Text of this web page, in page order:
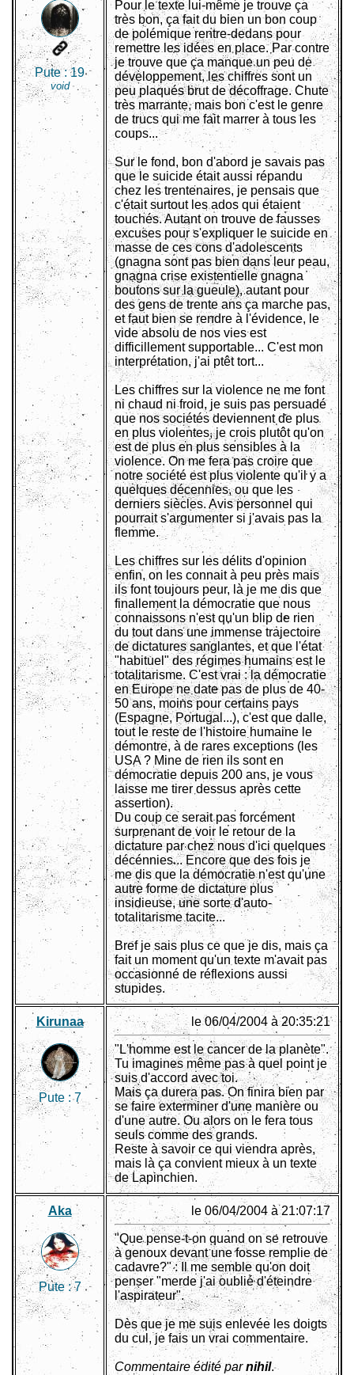
Pute :19
void
Pour le texte lui-même je trouve ça
très bon, ça fait du bien un bon coup
de polémique rentre-dedans pour
remettre les idées en place. Par contre
je trouve que ça manque un peu de
développement, les chiffres sont un
peu plaqués brut de décoffrage. Chute
très marrante, mais bon c'est le genre
de trucs qui me fait marrer à tous les
coups...
Sur le fond, bon d'abord je savais pas
que le suicide était aussi répandu
chez les trentenaires, je pensais que
c'était surtout les ados qui étaient
touchés. Autant on trouve de fausses
excuses pour s'expliquer le suicide en
masse de ces cons d'adolescents
(gnagna sont pas bien dans leur peau,
gnagna crise existentielle gnagna
boutons sur la gueule), autant pour
des gens de trente ans ça marche pas,
et faut bien se rendre à l'évidence, le
vide absolu de nos vies est
difficillement supportable... C'est mon
interprétation, j'ai ptêt tort...
Les chiffres sur la violence ne me font
ni chaud ni froid, je suis pas persuadé
que nos sociétés deviennent de plus
en plus violentes, je crois plutôt qu'on
est de plus en plus sensibles à la
violence. On me fera pas croire que
notre société est plus violente qu'il y a
quelques décennies, ou que les
derniers siècles. Avis personnel qui
pourrait s'argumenter si j'avais pas la
flemme.
Les chiffres sur les délits d'opinion
enfin, on les connait à peu près mais
ils font toujours peur, là je me dis que
finallement la démocratie que nous
connaissons n'est qu'un blip de rien
du tout dans une immense trajectoire
de dictatures sanglantes, et que l'état
"habituel" des régimes humains est le
totalitarisme. C'est vrai : la démocratie
en Europe ne date pas de plus de 40-
50 ans, moins pour certains pays
(Espagne, Portugal...), c'est que dalle,
tout le reste de l'histoire humaine le
démontre, à de rares exceptions (les
USA ? Mine de rien ils sont en
démocratie depuis 200 ans, je vous
laisse me tirer dessus après cette
assertion).
Du coup ce serait pas forcément
surprenant de voir le retour de la
dictature par chez nous d'ici quelques
décénnies... Encore que des fois je
me dis que la démocratie n'est qu'une
autre forme de dictature plus
insidieuse, une sorte d'auto-
totalitarisme tacite...
Bref je sais plus ce que je dis, mais ça
fait un moment qu'un texte m'avait pas
occasionné de réflexions aussi
stupides.
Kirunaa
Pute :7
le 06/04/2004 à 20:35:21
"L'homme est le cancer de la planète".
Tu imagines même pas à quel point je
suis d'accord avec toi.
Mais ça durera pas. On finira bien par
se faire exterminer d'une manière ou
d'une autre. Ou alors on le fera tous
seuls comme des grands.
Reste à savoir ce qui viendra après,
mais là ça convient mieux à un texte
de Lapinchien.
Aka
Pute :7
le 06/04/2004 à 21:07:17
"Que pense-t-on quand on se retrouve
à genoux devant une fosse remplie de
cadavre?" : Il me semble qu'on doit
penser "merde j'ai oublié d'éteindre
l'aspirateur".
Dès que je me suis enlevée les doigts
du cul, je fais un vrai commentaire.
Commentaire édité parnihil.